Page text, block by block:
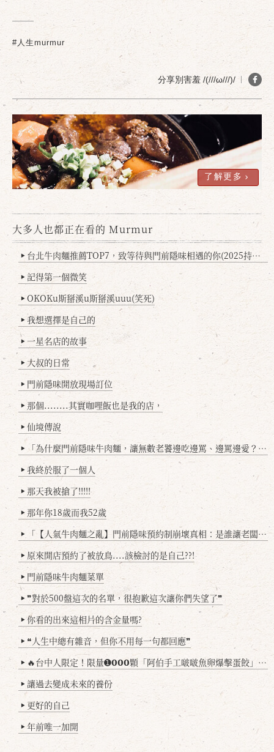
#人生murmur
分享別害羞 /(///ω///)/
了解更多
大多人也都正在看的 Murmur
▶ 台北牛肉麵推薦TOP7，致等待與門前隱味相遇的你(2025持續更新
▶ 記得第一個微笑
▶ OKOKu斯掰溪u斯掰溪uuu(笑死)
▶ 我想選擇是自己的
▶ 一星名店的故事
▶ 大叔的日常
▶ 門前隱味開放現場訂位
▶ 那個........其實咖哩飯也是我的店，
▶ 仙境傳說
▶ 「為什麼門前隱味牛肉麵，讓無數老饕邊吃邊罵、邊罵邊愛？小辣雞揭密！」
▶ 我終於服了一個人
▶ 那天我被搶了!!!!!
▶ 那年你18歲而我52歲
▶ 「【人氣牛肉麵之亂】門前隱味預約制崩壞真相：是誰讓老闆心灰意冷？」
▶ 原來開店預約了被放鳥....該檢討的是自己??!
▶ 門前隱味牛肉麵菜單
▶ ❞對於500盤這次的名單，很抱歉這次讓你們失望了❞
▶ 你看的出來這相片的含金量嗎?
▶ ❝人生中總有雜音，但你不用每一句都回應❞
▶ 🔥台中人限定！限量➊𝟬𝟬𝟬顆「阿伯手工啵啵魚卵爆擊蛋餃」台北已被搶爆2萬顆，最後名額門前隱味只留給你！🥟💥
▶ 讓過去變成未來的養份
▶ 更好的自己
▶ 年前唯一加開